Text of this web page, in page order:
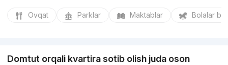
Ovqat Parklar Maktablar Bolalar
Domtut orqali kvartira sotib olish juda oson